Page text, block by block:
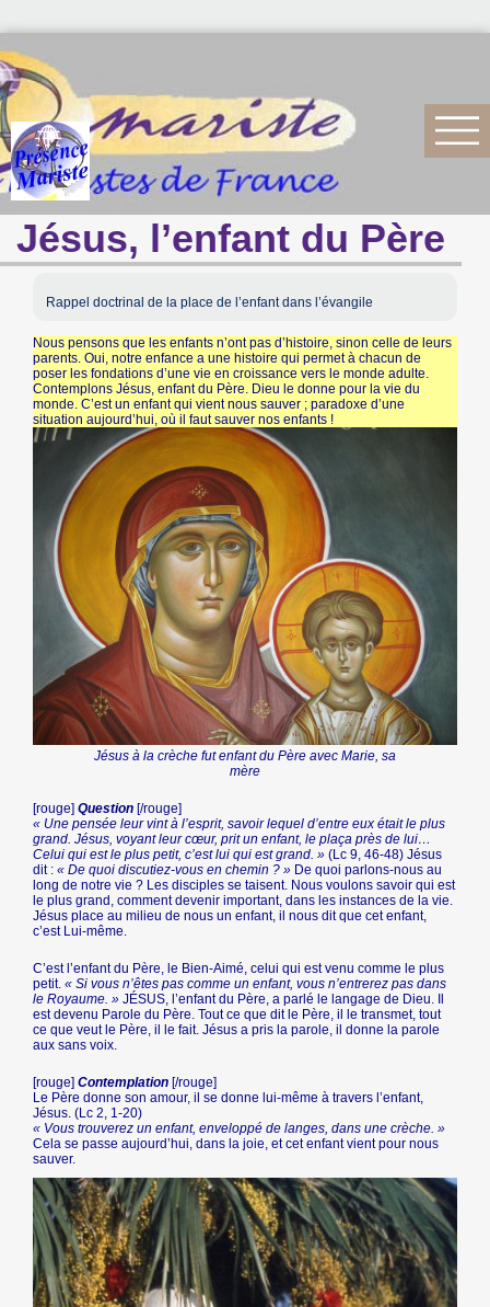
Jésus, l’enfant du Père
Rappel doctrinal de la place de l’enfant dans l’évangile
Nous pensons que les enfants n’ont pas d’histoire, sinon celle de leurs
parents. Oui, notre enfance a une histoire qui permet à chacun de
poser les fondations d’une vie en croissance vers le monde adulte.
Contemplons Jésus, enfant du Père. Dieu le donne pour la vie du
monde. C’est un enfant qui vient nous sauver ; paradoxe d’une
situation aujourd’hui, où il faut sauver nos enfants !
Jésus à la crèche fut enfant du Père avec Marie, sa
mère
[rouge] Question [/rouge]
« Une pensée leur vint à l’esprit, savoir lequel d’entre eux était le plus
grand. Jésus, voyant leur cœur, prit un enfant, le plaça près de lui…
Celui qui est le plus petit, c’est lui qui est grand. » (Lc 9, 46-48) Jésus
dit : « De quoi discutiez-vous en chemin ? » De quoi parlons-nous au
long de notre vie ? Les disciples se taisent. Nous voulons savoir qui est
le plus grand, comment devenir important, dans les instances de la vie.
Jésus place au milieu de nous un enfant, il nous dit que cet enfant,
c’est Lui-même.
C’est l’enfant du Père, le Bien-Aimé, celui qui est venu comme le plus
petit.« Si vous n’êtes pas comme un enfant, vous n’entrerez pas dans
le Royaume. » JÉSUS, l’enfant du Père, a parlé le langage de Dieu. Il
est devenu Parole du Père. Tout ce que dit le Père, il le transmet, tout
ce que veut le Père, il le fait. Jésus a pris la parole, il donne la parole
aux sans voix.
[rouge] Contemplation [/rouge]
Le Père donne son amour, il se donne lui-même à travers l’enfant,
Jésus. (Lc 2, 1-20)
« Vous trouverez un enfant, enveloppé de langes, dans une crèche. »
Cela se passe aujourd’hui, dans la joie, et cet enfant vient pour nous
sauver.